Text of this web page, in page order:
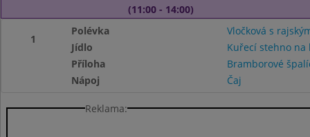
(11:00 - 14:00)
1
Polévka
Vločková s
Jídlo
Kuřecí stehno na
Příloha
Bramborové
Nápoj
Čaj
Reklama: